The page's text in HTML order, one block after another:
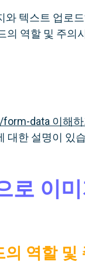
와 텍스트 업로
의 역할 및 주의
data 이해하
대한 설명이 있
로 이
역할 및